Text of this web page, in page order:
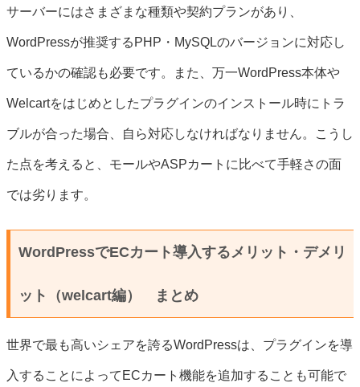
サーバーにはさまざまな種類や契約プランがあり、
WordPressが推奨するPHP・MySQLのバージョンに対応し
ているかの確認も必要です。また、万一WordPress本体や
Welcartをはじめとしたプラグインのインストール時にトラ
ブルが合った場合、自ら対応しなければなりません。こうし
た点を考えると、モールやASPカートに比べて手軽さの面
では劣ります。
WordPressでECカート導入するメリット・デメリ
ット（welcart編） まとめ
世界で最も高いシェアを誇るWordPressは、プラグインを導
入することによってECカート機能を追加することも可能で